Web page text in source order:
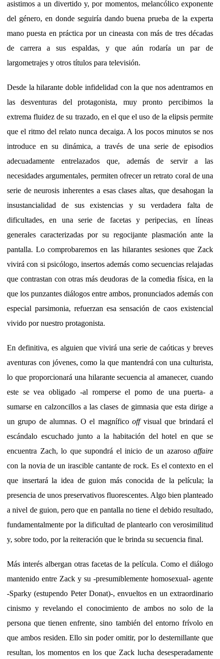
asistimos a un divertido y, por momentos, melancólico exponente
del género, en donde seguiría dando buena prueba de la experta
mano puesta en práctica por un cineasta con más de tres décadas
de carrera a sus espaldas, y que aún rodaría un par de
largometrajes y otros títulos para televisión.
Desde la hilarante doble infidelidad con la que nos adentramos en
las desventuras del protagonista, muy pronto percibimos la
extrema fluidez de su trazado, en el que el uso de la elipsis permite
que el ritmo del relato nunca decaiga. A los pocos minutos se nos
introduce en su dinámica, a través de una serie de episodios
adecuadamente entrelazados que, además de servir a las
necesidades argumentales, permiten ofrecer un retrato coral de una
serie de neurosis inherentes a esas clases altas, que desahogan la
insustancialidad de sus existencias y su verdadera falta de
dificultades, en una serie de facetas y peripecias, en líneas
generales caracterizadas por su regocijante plasmación ante la
pantalla. Lo comprobaremos en las hilarantes sesiones que Zack
vivirá con si psicólogo, insertos además como secuencias relajadas
que contrastan con otras más deudoras de la comedia física, en la
que los punzantes diálogos entre ambos, pronunciados además con
especial parsimonia, refuerzan esa sensación de caos existencial
vivido por nuestro protagonista.
En definitiva, es alguien que vivirá una serie de caóticas y breves
aventuras con jóvenes, como la que mantendrá con una culturista,
lo que proporcionará una hilarante secuencia al amanecer, cuando
este se vea obligado -al romperse el pomo de una puerta- a
sumarse en calzoncillos a las clases de gimnasia que esta dirige a
un grupo de alumnas. O el magníficooffvisual que brindará el
escándalo escuchado junto a la habitación del hotel en que se
encuentra Zach, lo que supondrá el inicio de un azaroso affaire
con la novia de un irascible cantante de rock. Es el contexto en el
que insertará la idea de guion más conocida de la película; la
presencia de unos preservativos fluorescentes. Algo bien planteado
a nivel de guion, pero que en pantalla no tiene el debido resultado,
fundamentalmente por la dificultad de plantearlo con verosimilitud
y, sobre todo, por la reiteración que le brinda su secuencia final.
Más interés albergan otras facetas de la película. Como el diálogo
mantenido entre Zack y su -presumiblemente homosexual- agente
-Sparky (estupendo Peter Donat)-, envueltos en un extraordinario
cinismo y revelando el conocimiento de ambos no solo de la
persona que tienen enfrente, sino también del entorno frívolo en
que ambos residen. Ello sin poder omitir, por lo desternillante que
resultan, los momentos en los que Zack lucha desesperadamente